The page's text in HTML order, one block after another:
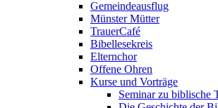
Gemeindeausflug
Münster Mütter
TrauerCafé
Bibellesekreis
Elternchor
Offene Ohren
Kurse und Vorträge
Seminar zu biblische